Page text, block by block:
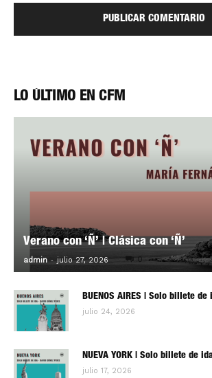
LO ÚLTIMO EN CFM
Verano con ‘Ñ’ | Clásica con ‘Ñ’
admin - julio 27, 2026 0
BUENOS AIRES | Solo billete de
julio 24, 2026
NUEVA YORK | Solo billete de
julio 17, 2026